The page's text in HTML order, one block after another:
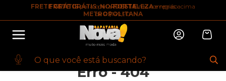
10% OFF na primeira compra
Baixe o app. Cupom BEMVINDO10
(100+)
Abrir
FRETE GRÁTISpara oNORDESTEnas compras acima
de R$149,90
FRETE GRÁTISparaFORTALEZAe região
METROPOLITANA
Erro - 404